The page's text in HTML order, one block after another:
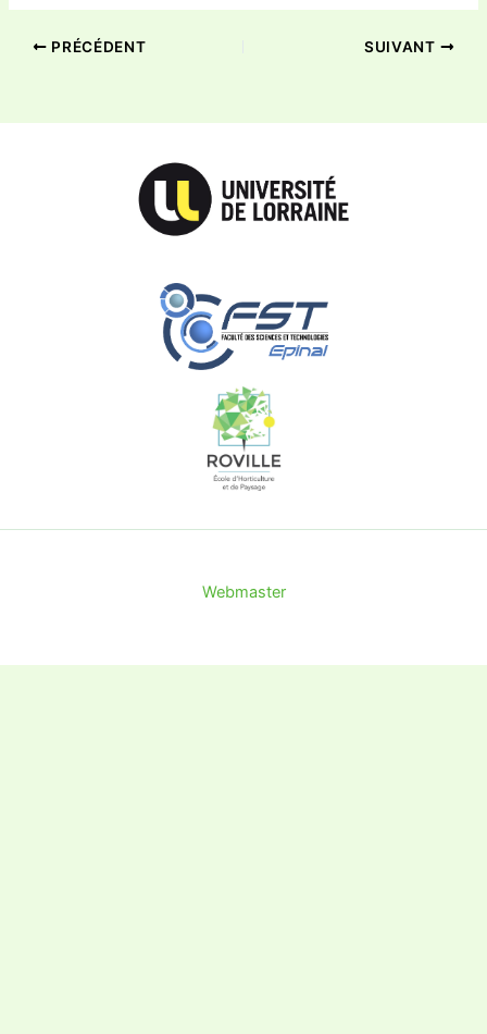
PRÉCÉDENT SUIVANT
Webmaster